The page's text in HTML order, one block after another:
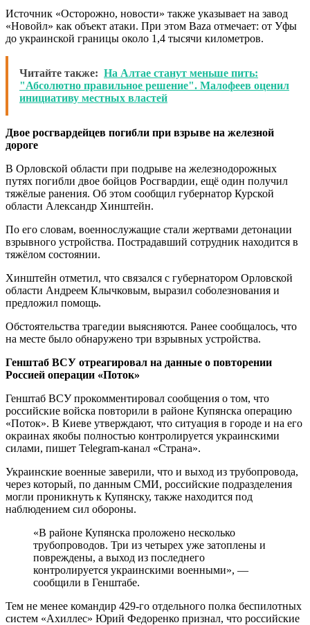
Источник «Осторожно, новости» также указывает на завод
«Новойл» как объект атаки. При этом Baza отмечает: от Уфы
до украинской границы около 1,4 тысячи километров.
Читайте также: На Алтае станут меньше пить:
"Абсолютно правильное решение". Малофеев оценил
инициативу местных властей
Двое росгвардейцев погибли при взрыве на железной
дороге
В Орловской области при подрыве на железнодорожных
путях погибли двое бойцов Росгвардии, ещё один получил
тяжёлые ранения. Об этом сообщил губернатор Курской
области Александр Хинштейн.
По его словам, военнослужащие стали жертвами детонации
взрывного устройства. Пострадавший сотрудник находится в
тяжёлом состоянии.
Хинштейн отметил, что связался с губернатором Орловской
области Андреем Клычковым, выразил соболезнования и
предложил помощь.
Обстоятельства трагедии выясняются. Ранее сообщалось, что
на месте было обнаружено три взрывных устройства.
Генштаб ВСУ отреагировал на данные о повторении
Россией операции «Поток»
Генштаб ВСУ прокомментировал сообщения о том, что
российские войска повторили в районе Купянска операцию
«Поток». В Киеве утверждают, что ситуация в городе и на его
окраинах якобы полностью контролируется украинскими
силами, пишет Telegram-канал «Страна».
Украинские военные заверили, что и выход из трубопровода,
через который, по данным СМИ, российские подразделения
могли проникнуть к Купянску, также находится под
наблюдением сил обороны.
«В районе Купянска проложено несколько
трубопроводов. Три из четырех уже затоплены и
повреждены, а выход из последнего
контролируется украинскими военными», —
сообщили в Генштабе.
Тем не менее командир 429-го отдельного полка беспилотных
систем «Ахиллес» Юрий Федоренко признал, что российские